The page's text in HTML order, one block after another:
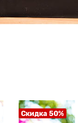
Скидка 50%